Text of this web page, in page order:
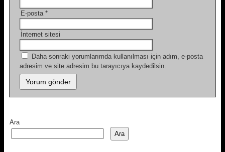
E-posta *
İnternet sitesi
Daha sonraki yorumlarımda kullanılması için adım, e-posta
adresim ve site adresim bu tarayıcıya kaydedilsin.
Ara
Ara